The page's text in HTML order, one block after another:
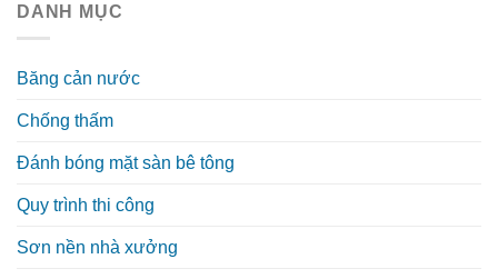
DANH MỤC
Băng cản nước
Chống thấm
Đánh bóng mặt sàn bê tông
Quy trình thi công
Sơn nền nhà xưởng